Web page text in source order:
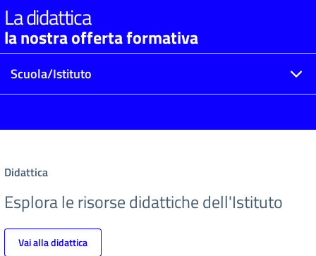
La didattica
la nostra offerta formativa
Scuola/Istituto
Didattica
Esplora le risorse didattiche dell'Istituto
Vai alla didattica